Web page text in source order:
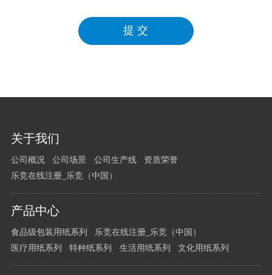
关于我们
公司概况 公司场景 公司生产线
资质荣誉
乐竞在线注册_乐竞（中国）
产品中心
食品级包装用纸系列
乐竞在线注册_乐竞（中国）
医疗用纸系列
特种纸系列 生活用纸系列 文化用纸系列